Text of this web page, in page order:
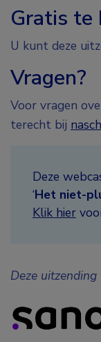
Gratis te
U kunt deze
Vragen?
Voor vragen
terecht bij
Deze
‘Het niet-
Klik hier
Deze